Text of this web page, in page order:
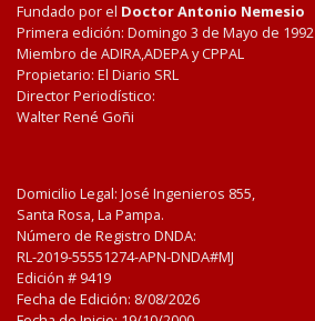
Fundado por el Doctor Antonio Nemesio
Primera edición: Domingo 3 de Mayo de 1992
Miembro de ADIRA,ADEPA y CPPAL
Propietario: El Diario SRL
Director Periodístico:
Walter René Goñi
Domicilio Legal: José Ingenieros 855,
Santa Rosa, La Pampa.
Número de Registro DNDA:
RL-2019-55551274-APN-DNDA#MJ
Edición # 9419
Fecha de Edición: 8/08/2026